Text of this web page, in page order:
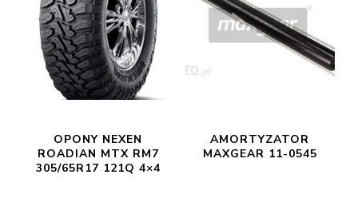
OPONY NEXEN
ROADIAN MTX RM7
305/65R17 121Q 4×4
AMORTYZATOR
MAXGEAR 11-0545